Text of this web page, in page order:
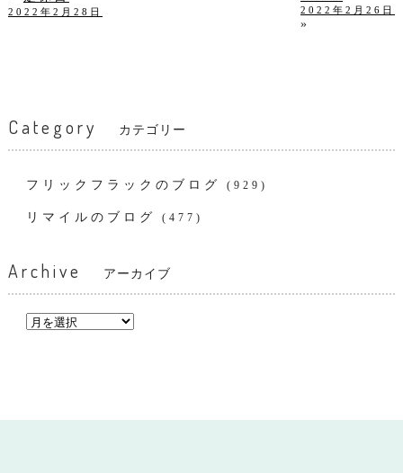
2022年2月28日 2022年2月26日
»
Category カテゴリー
フリックフラックのブログ (929)
リマイルのブログ (477)
Archive アーカイブ